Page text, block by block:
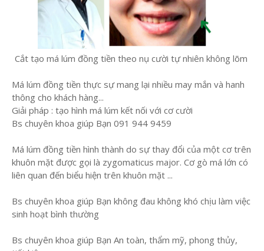
Cắt tạo má lúm đồng tiền theo nụ cười tự nhiên không lõm
Má lúm đồng tiền thực sự mang lại nhiều may mắn và hanh
thông cho khách hàng...
Giải pháp : tạo hình má lúm kết nối với cơ cười
Bs chuyên khoa giúp Bạn 091 944 9459
Má lúm đồng tiền hình thành do sự thay đổi của một cơ trên
khuôn mặt được gọi là zygomaticus major. Cơ gò má lớn có
liên quan đến biểu hiện trên khuôn mặt ...
Bs chuyên khoa giúp Bạn không đau không khó chịu làm việc
sinh hoạt bình thường
Bs chuyên khoa giúp Bạn An toàn, thẩm mỹ, phong thủy,